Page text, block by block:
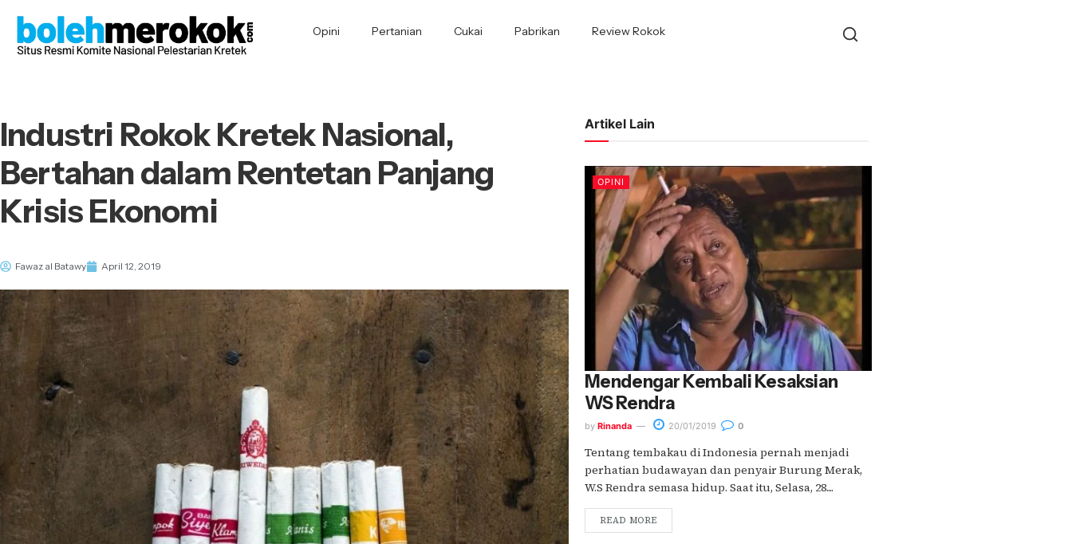
Opini Pertanian Cukai Pabrikan Review Rokok
Industri Rokok Kretek Nasional,
Bertahan dalam Rentetan Panjang
Krisis Ekonomi
Fawaz al Batawy April 12, 2019
Artikel Lain
OPINI
Mendengar Kembali Kesaksian
WS Rendra
by Rinanda 20/01/2019 0
Tentang tembakau di Indonesia pernah menjadi
perhatian budawayan dan penyair Burung Merak,
W.S Rendra semasa hidup. Saat itu, Selasa, 28....
READ MORE